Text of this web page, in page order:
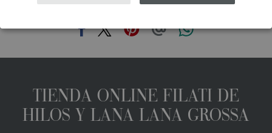
COMPARTIR ESTA PÁGINA
TIENDA ONLINE FILATI DE
HILOS Y LANA LANA GROSSA